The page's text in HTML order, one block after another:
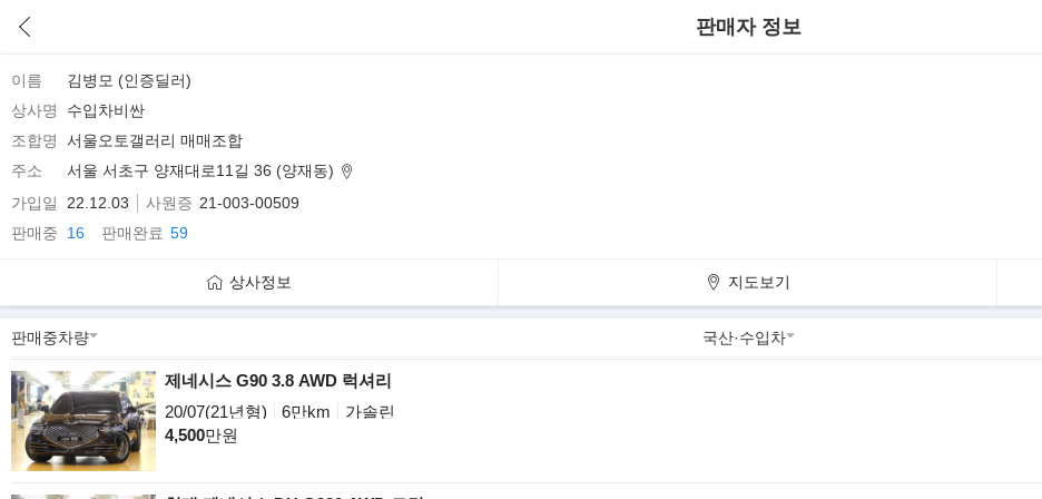
판매자 정보
이름
김병모 (인증딜러)
상사명
수입차비싼
조합명
서울오토갤러리 매매조합
주소
서울 서초구 양재대로11길 36 (양재동)
가입일
22.12.03 사원증 21-003-00509
판매중
16 판매완료 59
상사정보 지도보기
제네시스 G90 3.8 AWD 럭셔리
20/07(21년형)
6만km
가솔린
4,500만원